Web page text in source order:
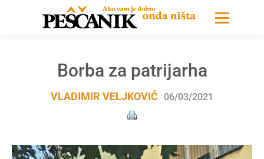
Borba za patrijarha
VLADIMIR VELJKOVIĆ 06/03/2021